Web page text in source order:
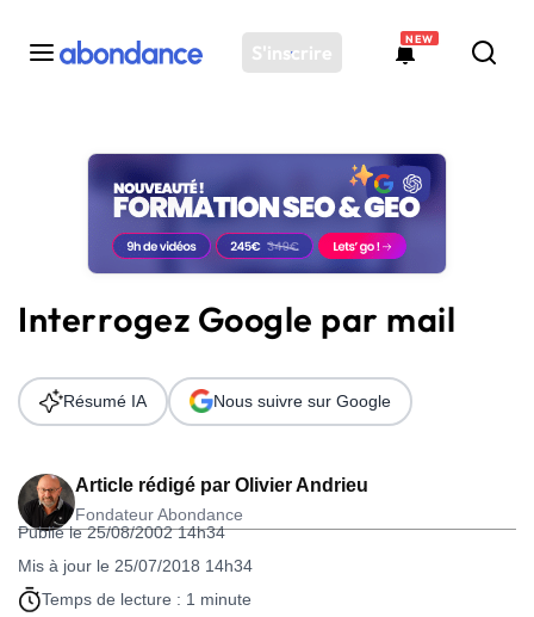
S'inscrire
NEW
Toutes les actus
Actus SEO
Plateforme
Solutions
Ressources
Audit SEO
Interrogez Google par mail
Article rédigé par Olivier Andrieu
Fondateur Abondance
Publié le 25/08/2002 14h34
Mis à jour le 25/07/2018 14h34
Temps de lecture : 1 minute
Résumé IA Nous suivre sur Google